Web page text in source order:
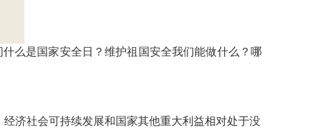
么是国家安全日？维护祖国安全我们能做什么？哪
济社会可持续发展和国家其他重大利益相对处于没